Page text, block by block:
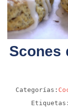
Scones
Categorías: